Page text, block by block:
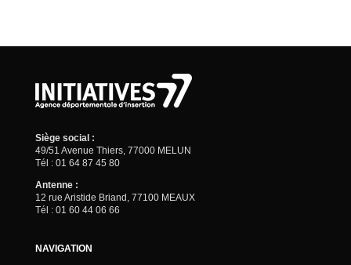
Siège social :
49/51 Avenue Thiers, 77000 MELUN
Tél : 01 64 87 45 80
Antenne :
12 rue Aristide Briand, 77100 MEAUX
Tél : 01 60 44 06 66
NAVIGATION